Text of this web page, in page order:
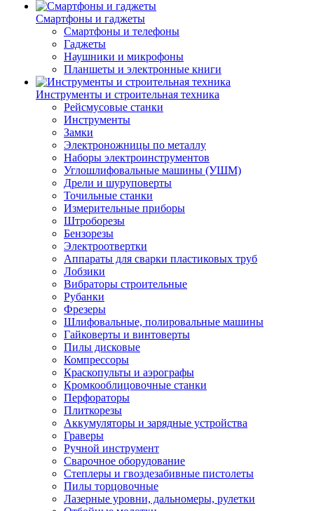
Смартфоны и гаджеты
Смартфоны и телефоны
Гаджеты
Наушники и микрофоны
Планшеты и электронные книги
Инструменты и строительная техника
Рейсмусовые станки
Инструменты
Замки
Электроножницы по металлу
Наборы электроинструментов
Углошлифовальные машины (УШМ)
Дрели и шуруповерты
Точильные станки
Измерительные приборы
Штроборезы
Бензорезы
Электроотвертки
Аппараты для сварки пластиковых труб
Лобзики
Вибраторы строительные
Рубанки
Фрезеры
Шлифовальные, полировальные машины
Гайковерты и винтоверты
Пилы дисковые
Компрессоры
Краскопульты и аэрографы
Кромкооблицовочные станки
Перфораторы
Плиткорезы
Аккумуляторы и зарядные устройства
Граверы
Ручной инструмент
Сварочное оборудование
Степлеры и гвоздезабивные пистолеты
Пилы торцовочные
Лазерные уровни, дальномеры, рулетки